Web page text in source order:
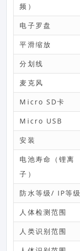
频）
电子罗盘
平滑缩放
分划线
麦克风
Micro SD卡
Micro USB
安装
电池寿命（锂离
子）
防水等级/ IP等级
人体检测范围
人类识别范围